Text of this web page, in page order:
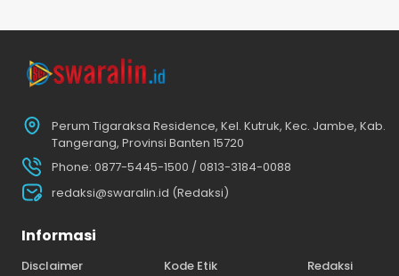
Perum Tigaraksa Residence, Kel. Kutruk, Kec. Jambe, Kab.
Tangerang, Provinsi Banten 15720
Phone: 0877-5445-1500 / 0813-3184-0088
redaksi@swaralin.id (Redaksi)
Informasi
Disclaimer Kode Etik
Redaksi